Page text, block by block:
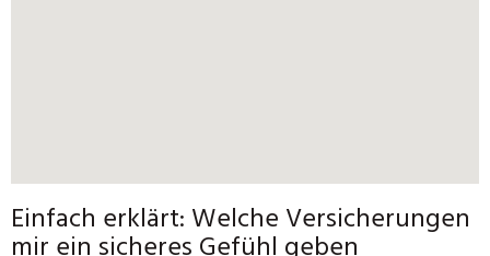
Einfach erklärt: Welche Versicherungen